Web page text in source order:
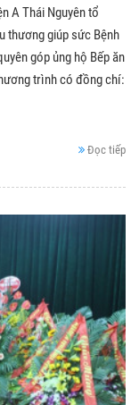
A Thái Nguyên tổ
thương giúp sức Bệnh
góp ủng hộ Bếp ăn
trình có đồng chí:
Đọc tiếp